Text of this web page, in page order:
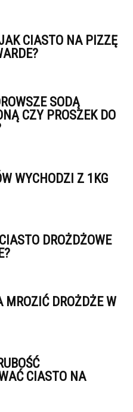
CIASTO NA PIZZĘ
SODĄ
CZY PROSZEK DO
WYCHODZI Z 1KG
DROŻDŻOWE
MROZIĆ DROŻDŻE W
CIASTO NA